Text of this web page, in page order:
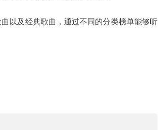
以及经典歌曲，通过不同的分类榜单能够听